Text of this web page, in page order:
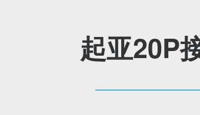
起亚20P